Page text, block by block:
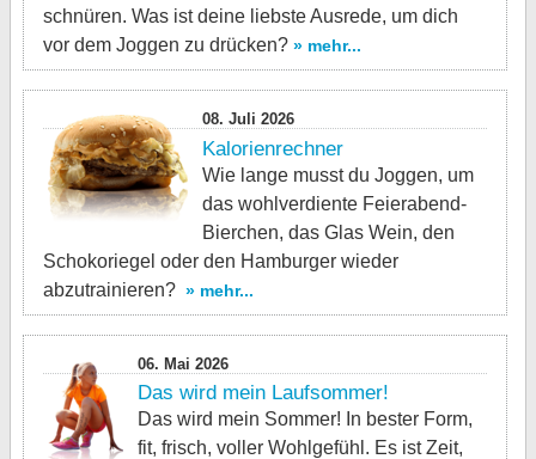
schnüren. Was ist deine liebste Ausrede, um dich
vor dem Joggen zu drücken? » mehr...
08. Juli 2026
Kalorienrechner
Wie lange musst du Joggen, um
das wohlverdiente Feierabend-
Bierchen, das Glas Wein, den
Schokoriegel oder den Hamburger wieder
abzutrainieren? » mehr...
06. Mai 2026
Das wird mein Laufsommer!
Das wird mein Sommer! In bester Form,
fit, frisch, voller Wohlgefühl. Es ist Zeit,